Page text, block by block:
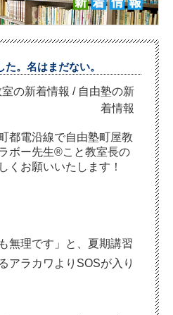
た。名はまだない。
の新着情報 / 自由塾の新
着情報
都電沿線で自由塾町屋教
ボー先生®こと教室長の
くお願いいたします！
無理です」と、夏期講習
アラカワよりSOSが入り